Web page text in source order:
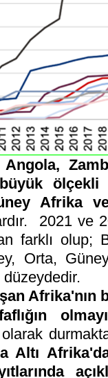
Angola,
ölçekli
Afrika
2021 ve
farklı olup;
Orta,
Afrika'nın
olarak
Altı